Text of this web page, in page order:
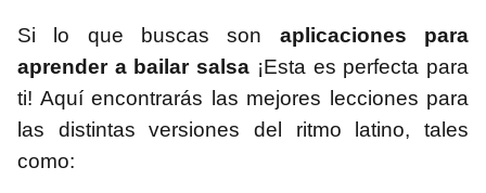
Si lo que buscas son aplicaciones para
aprender a bailar salsa ¡Esta es perfecta para
ti! Aquí encontrarás las mejores lecciones para
las distintas versiones del ritmo latino, tales
como: